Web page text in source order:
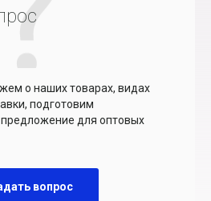
о наших товарах, видах
подготовим
для оптовых
вопрос